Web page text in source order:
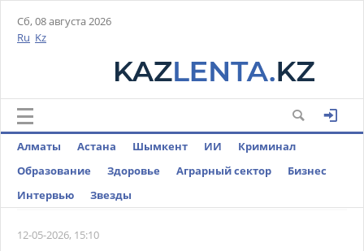
Сб, 08 августа 2026
Ru Kz
Алматы Астана Шымкент ИИ
Криминал
Образование
Здоровье Аграрный сектор
Бизнес
Интервью
Звезды
12-05-2026, 15:10